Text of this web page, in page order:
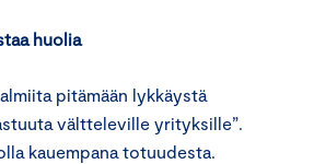
huolia
pitämään lykkäystä
vältteleville yrityksille”.
kauempana totuudesta.